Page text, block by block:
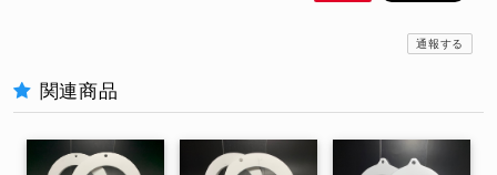
通報する
関連商品